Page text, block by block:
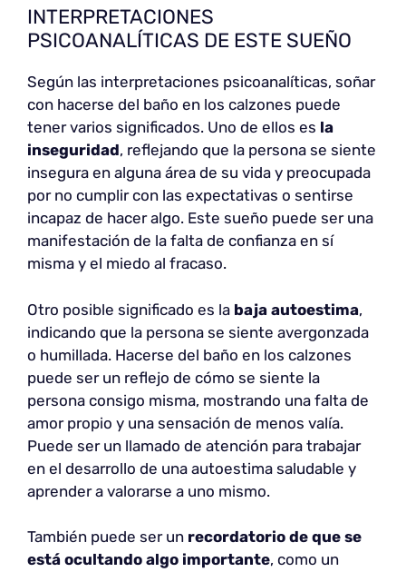
INTERPRETACIONES
PSICOANALÍTICAS DE ESTE SUEÑO
Según las interpretaciones psicoanalíticas, soñar
con hacerse del baño en los calzones puede
tener varios significados. Uno de ellos es la
inseguridad, reflejando que la persona se siente
insegura en alguna área de su vida y preocupada
por no cumplir con las expectativas o sentirse
incapaz de hacer algo. Este sueño puede ser una
manifestación de la falta de confianza en sí
misma y el miedo al fracaso.
Otro posible significado es la baja autoestima,
indicando que la persona se siente avergonzada
o humillada. Hacerse del baño en los calzones
puede ser un reflejo de cómo se siente la
persona consigo misma, mostrando una falta de
amor propio y una sensación de menos valía.
Puede ser un llamado de atención para trabajar
en el desarrollo de una autoestima saludable y
aprender a valorarse a uno mismo.
También puede ser un recordatorio de que se
está ocultando algo importante, como un